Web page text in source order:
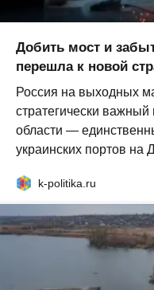
Добить мост и
перешла к новой
Россия на выходных
стратегически
области —
украинских портов на
k-politika.ru